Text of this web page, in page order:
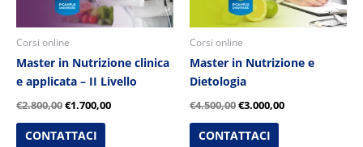
Corsi online
Master in Nutrizione clinica
e applicata – II Livello
€2.800,00€1.700,00
CONTATTACI
Corsi online
Master in Nutrizione e
Dietologia
€4.500,00€3.000,00
CONTATTACI